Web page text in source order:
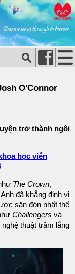
O'Connor
trở thành ngôi
học viễn
The Crown,
đã khẳng định vị
săn đón nhất thế
Challengers và
thuật trầm lắng